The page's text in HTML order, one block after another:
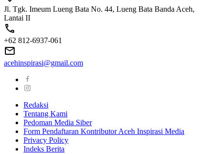
Jl. Tgk. Imeum Lueng Bata No. 44, Lueng Bata Banda Aceh,
Lantai II
+62 812-6937-061
acehinspirasi@gmail.com
Redaksi
Tentang Kami
Pedoman Media Siber
Form Pendaftaran Kontributor Aceh Inspirasi Media
Privacy Policy
Indeks Berita